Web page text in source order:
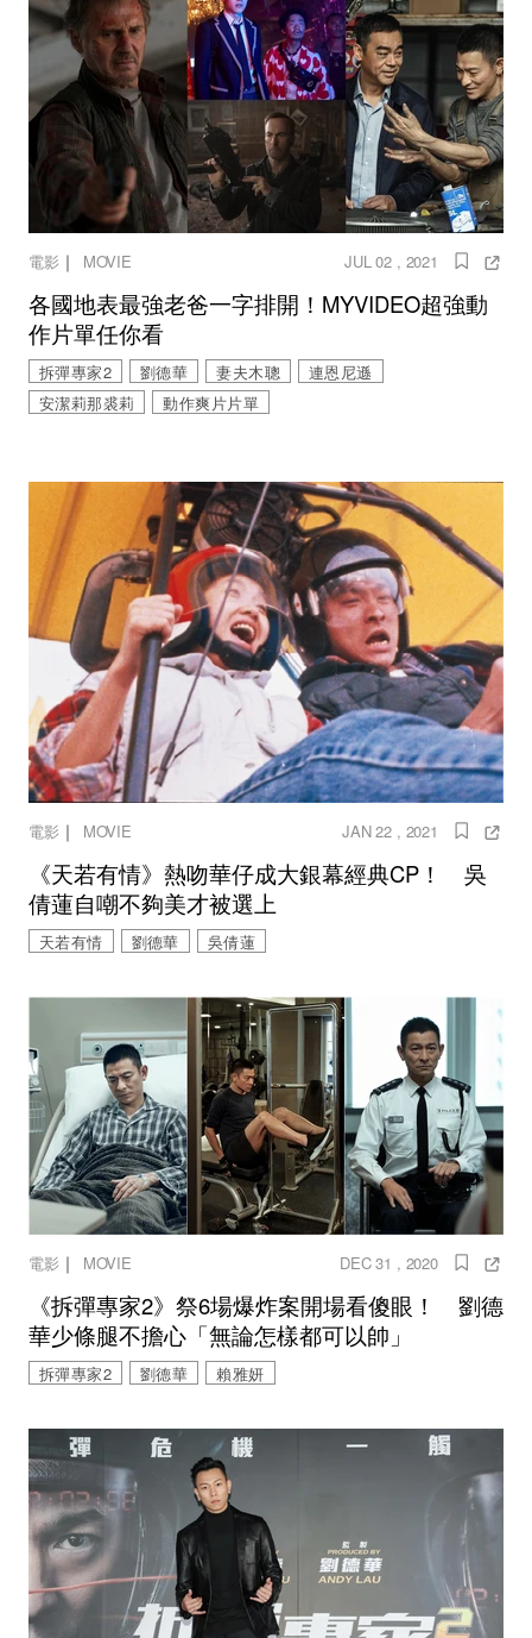
電影 ｜ MOVIE JUL 02 , 2021
各國地表最強老爸一字排開！MYVIDEO超強動
作片單任你看
拆彈專家2 劉德華 妻夫木聰
連恩尼遜
安潔莉那裘莉
動作爽片片單
電影 ｜ MOVIE JAN 22 , 2021
《天若有情》熱吻華仔成大銀幕經典CP！ 吳
倩蓮自嘲不夠美才被選上
天若有情 劉德華 吳倩蓮
電影 ｜ MOVIE DEC 31 , 2020
《拆彈專家2》祭6場爆炸案開場看傻眼！ 劉德
華少條腿不擔心「無論怎樣都可以帥」
拆彈專家2 劉德華 賴雅妍